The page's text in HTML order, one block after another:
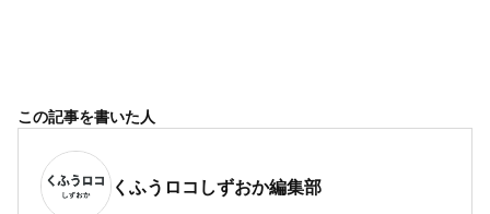
この記事を書いた人
くふうロコしずおか編集部